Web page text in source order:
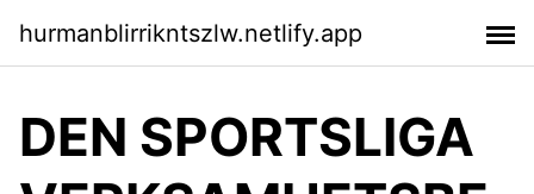
hurmanblirrikntszlw.netlify.app
DEN SPORTSLIGA